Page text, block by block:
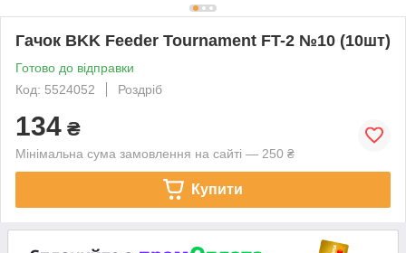
Гачок BKK Feeder Tournament FT-2 №10 (10шт)
Готово до відправки
Код: 5524052
Роздріб
134 ₴
Мінімальна сума замовлення на сайті — 250 ₴
Купити